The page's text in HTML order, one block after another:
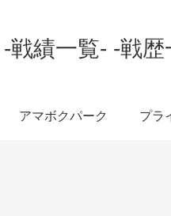
績一覧- -戦歴
アマボクパーク プラ